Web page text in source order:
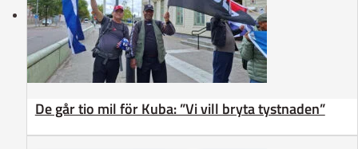
De går tio mil för Kuba: ”Vi vill bryta tystnaden”